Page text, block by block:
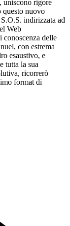
uniscono rigore
questo nuovo
indirizzata ad
Web
conoscenza delle
con estrema
esaustivo, e
tutta la sua
ricorrerò
format di